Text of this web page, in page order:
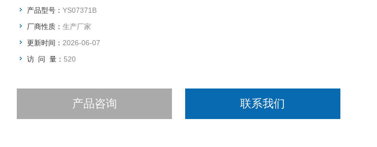
产品型号： YS07371B
厂商性质： 生产厂家
更新时间： 2026-06-07
访 问 量： 520
产品咨询 联系我们